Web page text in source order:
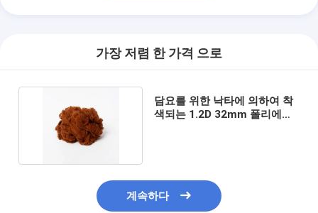
가장 저렴 한 가격 으로
담요를 위한 낙타에 의하여 착
색되는 1.2D 32mm 폴리에스
계속하다